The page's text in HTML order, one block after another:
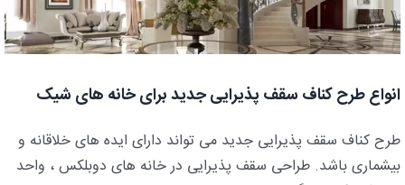
انواع طرح کناف سقف پذیرایی جدید برای خانه های شیک
طرح کناف سقف پذیرایی جدید می تواند دارای ایده های خلاقانه و
بیشماری باشد. طراحی سقف پذیرایی در خانه های دوبلکس ، واحد